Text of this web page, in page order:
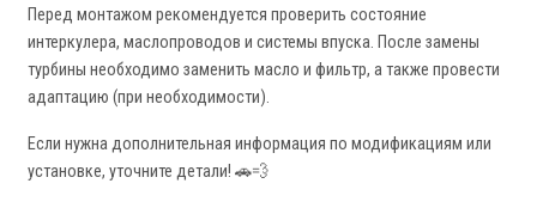
Перед монтажом рекомендуется проверить состояние
интеркулера, маслопроводов и системы впуска. После замены
турбины необходимо заменить масло и фильтр, а также провести
адаптацию (при необходимости).
Если нужна дополнительная информация по модификациям или
установке, уточните детали! 🚗💨